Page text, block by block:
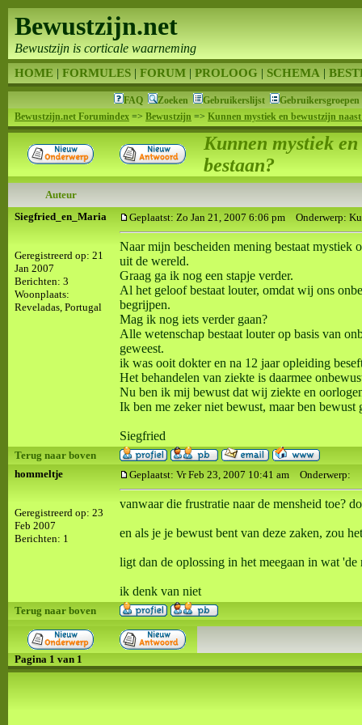
FAQ Zoeken Gebruikerslijst
Gebruikersgroepen
Bewustzijn.net Forumindex => Bewustzijn => Kunnen mystiek en bewustzijn
Kunnen mystiek
bestaan?
Auteur
Siegfried_en_Maria
Geregistreerd op: 21
Jan 2007
Berichten: 3
Woonplaats:
Reveladas, Portugal
Geplaatst: Zo Jan 21, 2007 6:06 pm Onderwerp:
Naar mijn bescheiden mening bestaat
uit de wereld.
Graag ga ik nog een stapje verder.
Al het geloof bestaat louter, omdat wij ons
begrijpen.
Mag ik nog iets verder gaan?
Alle wetenschap bestaat louter op basis van
geweest.
ik was ooit dokter en na 12 jaar opleiding
Het behandelen van ziekte is daarmee
Nu ben ik mij bewust dat wij ziekte en
Ik ben me zeker niet bewust, maar ben
Siegfried
Terug naar boven
hommeltje
Geregistreerd op: 23
Feb 2007
Berichten: 1
Geplaatst: Vr Feb 23, 2007 10:41 am Onderwerp:
vanwaar die frustratie naar de mensheid toe?
en als je je bewust bent van deze zaken, zou
ligt dan de oplossing in het meegaan in wat 'de
ik denk van niet
Terug naar boven
Pagina 1 van 1
Bewustzijn.net
Bewustzijn is corticale waarneming
HOME | FORMULES | FORUM | PROLOOG | SCHEMA |